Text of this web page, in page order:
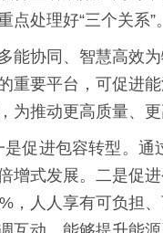
处理好“三个关系”。
能协同、智慧高效
重要平台，可促进
推动更高质量、
促进包容转型。
增式发展。二是促
，人人享有可负担